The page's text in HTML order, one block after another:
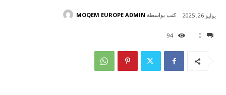
0
94
يوليو 26, 2025 كتب بواسطة MOQEM EUROPE ADMIN